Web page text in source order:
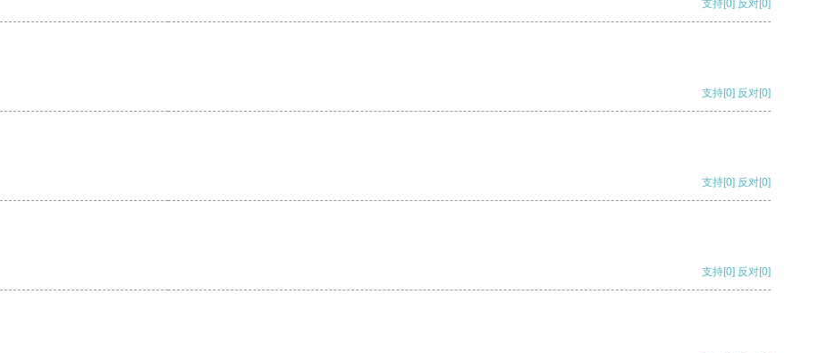
支持[0] 反对[0]
支持[0] 反对[0]
支持[0] 反对[0]
支持[0] 反对[0]